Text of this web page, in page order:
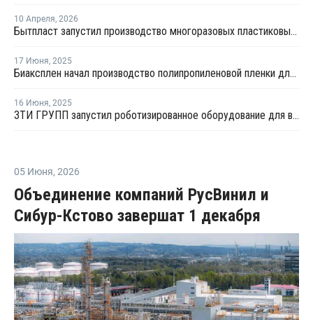
10 Апреля, 2026
Бытпласт запустил производство многоразовых пластиковых бутылок для воды
17 Июня, 2025
Биаксплен начал производство полипропиленовой пленки для запайки лотков
16 Июня, 2025
ЗТИ ГРУПП запустил роботизированное оборудование для выпуска пластиковых бочек
05 Июня, 2026
Объединение компаний РусВинил и
Cибур-Кстово завершат 1 декабря